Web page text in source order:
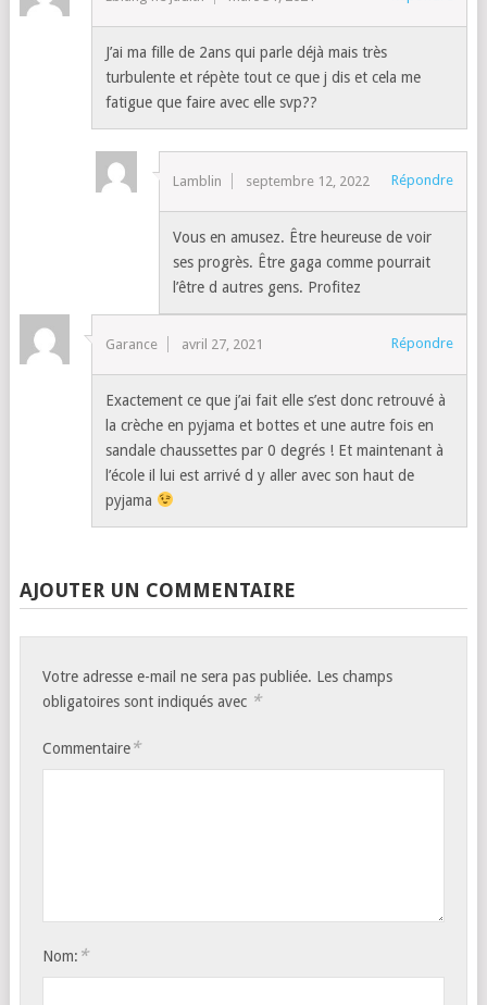
J’ai ma fille de 2ans qui parle déjà mais très
turbulente et répète tout ce que j dis et cela me
fatigue que faire avec elle svp??
Lamblin septembre 12, 2022 Répondre
Vous en amusez. Être heureuse de voir
ses progrès. Être gaga comme pourrait
l’être d autres gens. Profitez
Garance avril 27, 2021 Répondre
Exactement ce que j’ai fait elle s’est donc retrouvé à
la crèche en pyjama et bottes et une autre fois en
sandale chaussettes par 0 degrés ! Et maintenant à
l’école il lui est arrivé d y aller avec son haut de
pyjama
AJOUTER UN COMMENTAIRE
Votre adresse e-mail ne sera pas publiée. Les champs
obligatoires sont indiqués avec *
Commentaire*
Nom: *